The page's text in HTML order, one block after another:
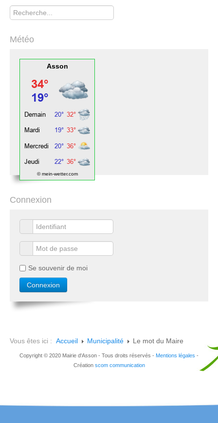
Rechercher
Météo
Asson
© mein-wetter.com
Connexion
Se souvenir de moi
Vous êtes ici : Accueil Municipalité Le mot du Maire
Copyright © 2020 Mairie d'Asson - Tous droits réservés - Mentions légales -
Création scom communication